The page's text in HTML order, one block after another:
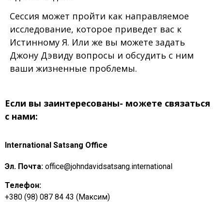
Сессия может пройти как направляемое
исследование, которое приведет вас к
Истинному Я. Или же вы можете задать
Джону Дэвиду вопросы и обсудить с ним
ваши жизненные проблемы.
Если вы заинтересованы- можете связаться
с нами:
International Satsang Office
Эл. Почта: office@johndavidsatsang.international
Телефон:
+380 (98) 087 84 43 (Максим)